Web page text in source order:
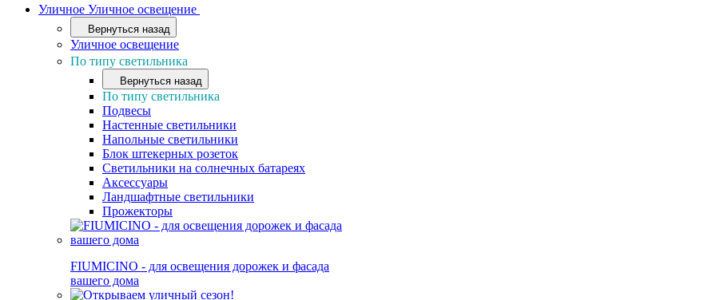
Уличное Уличное освещение
Вернуться назад
Уличное освещение
По типу светильника
Вернуться назад
По типу светильника
Подвесы
Настенные светильники
Напольные светильники
Блок штекерных розеток
Светильники на солнечных батареях
Аксессуары
Ландшафтные светильники
Прожекторы
FIUMICINO - для освещения дорожек и фасада
вашего дома